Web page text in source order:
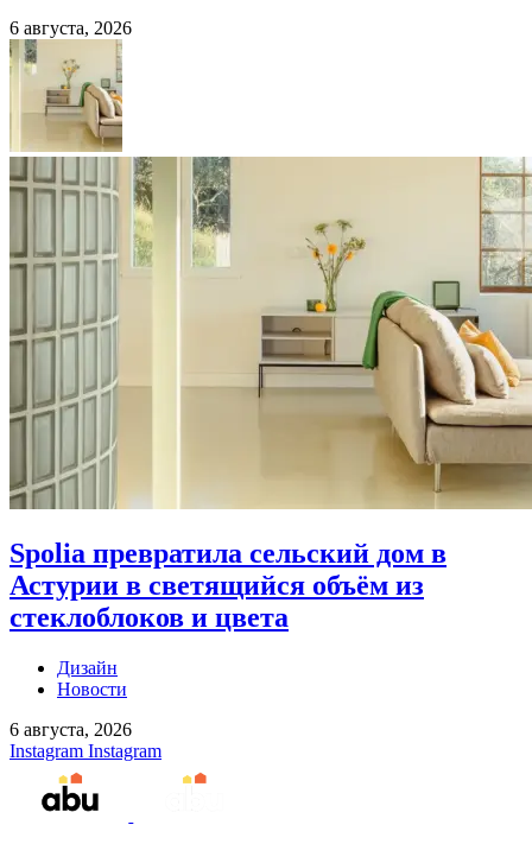
6 августа, 2026
Spolia превратила сельский дом в
Астурии в светящийся объём из
стеклоблоков и цвета
Дизайн
Новости
6 августа, 2026
Instagram Instagram